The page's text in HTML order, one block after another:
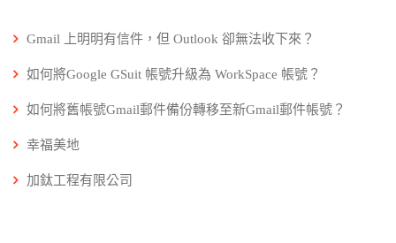
Gmail 上明明有信件，但 Outlook 卻無法收下來？
如何將Google GSuit 帳號升級為 WorkSpace 帳號？
如何將舊帳號Gmail郵件備份轉移至新Gmail郵件帳號？
幸福美地
加鈦工程有限公司